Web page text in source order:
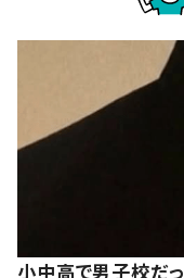
小中高で男子校だ